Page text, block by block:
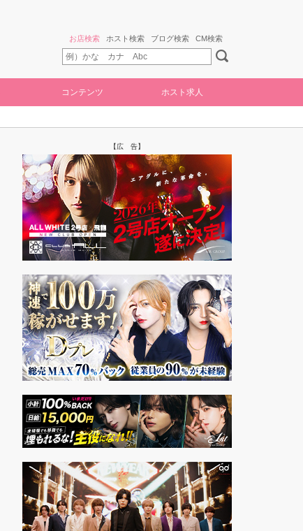
お店検索 ホスト検索 ブログ検索 CM検索
コンテンツ ホスト求人
【広 告】